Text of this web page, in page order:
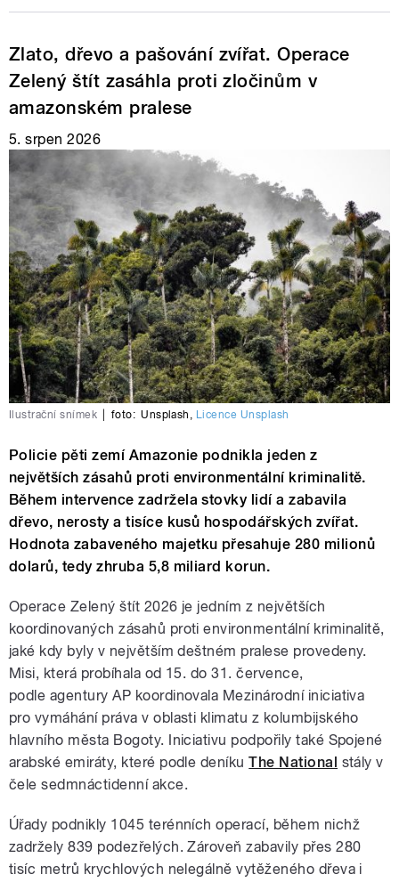
Zlato, dřevo a pašování zvířat. Operace
Zelený štít zasáhla proti zločinům v
amazonském pralese
5. srpen 2026
Ilustrační snímek foto: Unsplash , Licence Unsplash
Policie pěti zemí Amazonie podnikla jeden z
největších zásahů proti environmentální kriminalitě.
Během intervence zadržela stovky lidí a zabavila
dřevo, nerosty a tisíce kusů hospodářských zvířat.
Hodnota zabaveného majetku přesahuje 280 milionů
dolarů, tedy zhruba 5,8 miliard korun.
Operace Zelený štít 2026 je jedním z největších
koordinovaných zásahů proti environmentální kriminalitě,
jaké kdy byly v největším deštném pralese provedeny.
Misi, která probíhala od 15. do 31. července,
podle agentury AP koordinovala Mezinárodní iniciativa
pro vymáhání práva v oblasti klimatu z kolumbijského
hlavního města Bogoty. Iniciativu podpořily také Spojené
arabské emiráty, které podle deníkuThe National stály v
čele sedmnáctidenní akce.
Úřady podnikly 1045 terénních operací, během nichž
zadržely 839 podezřelých. Zároveň zabavily přes 280
tisíc metrů krychlových nelegálně vytěženého dřeva i